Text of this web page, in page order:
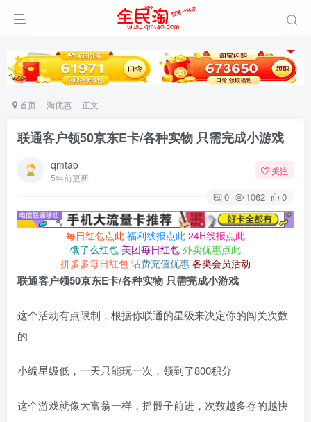
首页 淘优惠 正文
联通客户领50京东E卡/各种实物 只需完成小游戏
qmtao
5年前更新
关注
0 1062 0
每日红包点此 福利线报点此 24H线报点此
饿了么红包 美团每日红包 外卖优惠点此
拼多多每日红包 话费充值优惠 各类会员活动
联通客户领50京东E卡/各种实物 只需完成小游戏
这个活动有点限制，根据你联通的星级来决定你的闯关次数
的
小编星级低，一天只能玩一次，领到了800积分
这个游戏就像大富翁一样，摇骰子前进，次数越多存的越快